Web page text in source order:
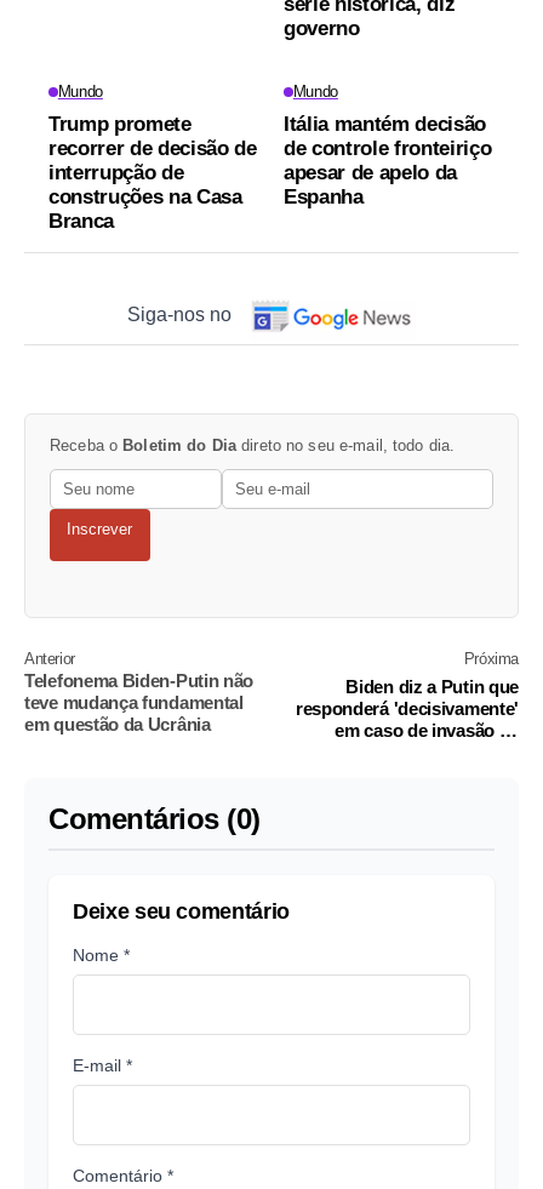
governo
Mundo
Trump promete
recorrer de decisão de
interrupção de
construções na Casa
Branca
Mundo
Itália mantém decisão
de controle fronteiriço
apesar de apelo da
Espanha
Siga-nos no
Receba o Boletim do Dia direto no seu e-mail, todo dia.
Inscrever
Anterior
Telefonema Biden-Putin não
teve mudança fundamental
em questão da Ucrânia
Próxima
Biden diz a Putin que
responderá 'decisivamente'
em caso de invasão da
Comentários (0)
Deixe seu comentário
Nome *
E-mail *
Comentário *